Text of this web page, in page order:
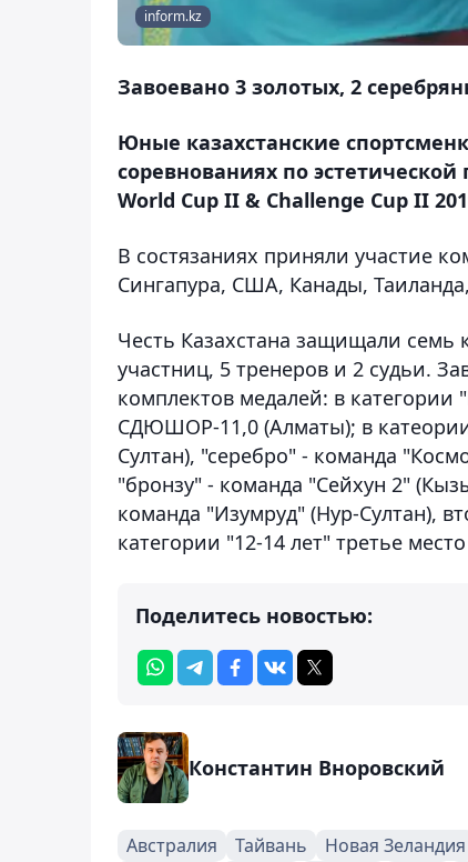
inform.kz
Завоевано 3 золотых, 2
Юные казахстанские
соревнованиях по
World Cup II & Challenge Cup II
В состязаниях приняли участие
Сингапура, США, Канады,
Честь Казахстана защищали семь
участниц, 5 тренеров и 2 судьи.
комплектов медалей: в
СДЮШОР-11,0 (Алматы); в
Султан), "серебро" - команда
"бронзу" - команда "Сейхун 2"
команда "Изумруд" (Нур-Султан),
категории "12-14 лет" третье
Поделитесь новостью:
Константин Вноровский
Австралия Тайвань Новая Зеландия